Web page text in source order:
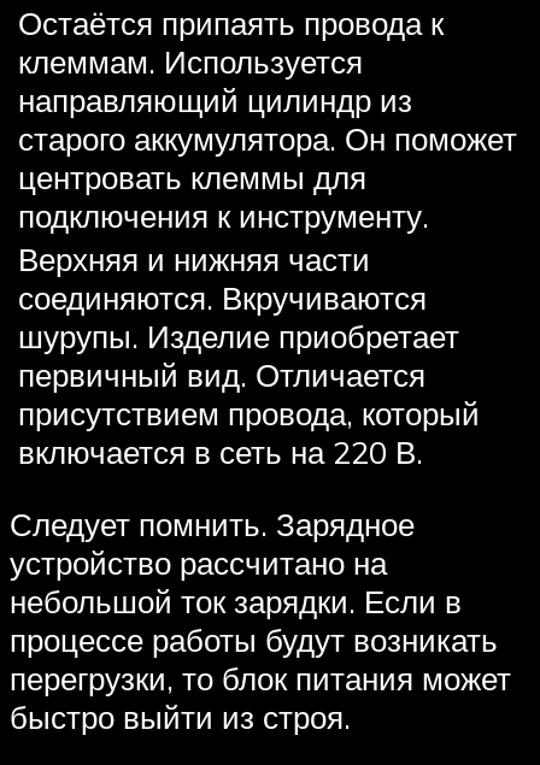
Остаётся припаять провода к
клеммам. Используется
направляющий цилиндр из
старого аккумулятора. Он поможет
центровать клеммы для
подключения к инструменту.
Верхняя и нижняя части
соединяются. Вкручиваются
шурупы. Изделие приобретает
первичный вид. Отличается
присутствием провода, который
включается в сеть на 220 В.
Следует помнить. Зарядное
устройство рассчитано на
небольшой ток зарядки. Если в
процессе работы будут возникать
перегрузки, то блок питания может
быстро выйти из строя.